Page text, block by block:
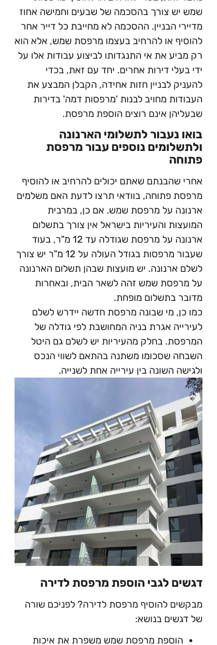
צורך בהסכמה של שבעים וחמישה אחוז
הבניין. ההסכמה לא מחייבת כל דייר אחר
או להרחיב בעצמו מרפסת שמש, אלא הוא
את אי התנגדותו לביצוע עבודות אלו על
דירות אחרים. יחד עם זאת, בכדי
לבניין חזות אחידה, הקבלן המבצע את
מחויב לבנות 'מרפסות דמה' בדירות
אינם רוצים הוספת מרפסת.
לתשלומי הארנונה
נוספים עבור מרפסת
שאתם יכולים להרחיב או להוסיף
פתוחה, בוודאי תרצו לדעת האם משלמים
על מרפסת שמש. אם כן, במרבית
והעיריות בישראל אין צורך בתשלום
ארנונה על מרפסת שגודלה עד 12 מ"ר, בעוד
שעבור מרפסות בגודל העולה על 12 מ"ר יש צורך
יש מועצות שבהן תשלום הארנונה
שמש זהה לשאר הבית, ובאחרות
בתשלום מופחת.
מי שבונה מרפסת חדשה יידרש לשלם
אגרת בניה המחושבת לפי גודלה של
בחלק מהעיריות יש לשלם גם היטל
שסכומו משתנה בהתאם לשווי הנכס
השונה בין עירייה אחת לשנייה.
לגבי הוספת מרפסת לדירה
להוסיף מרפסת לדירה? לפניכם שורה
בנושא:
מרפסת שמש משפרת את איכות